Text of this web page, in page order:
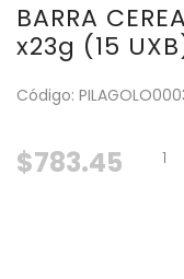
BARRA
x23g (15
Código:
$783.45